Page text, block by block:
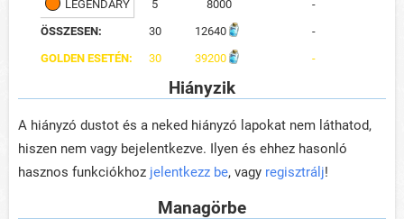
LEGENDARY
5 8000
-
ÖSSZESEN:
30 12640
-
GOLDEN ESETÉN:
30 39200 -
Hiányzik
A hiányzó dustot és a neked hiányzó lapokat nem láthatod,
hiszen nem vagy bejelentkezve. Ilyen és ehhez hasonló
hasznos funkciókhoz jelentkezz be, vagy regisztrálj!
Managörbe